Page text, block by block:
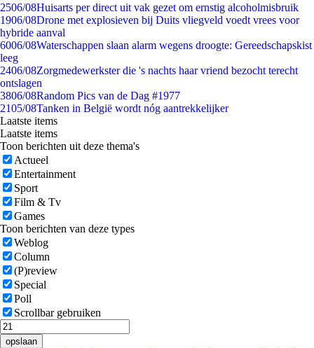
2506/08Huisarts per direct uit vak gezet om ernstig alcoholmisbruik
1906/08Drone met explosieven bij Duits vliegveld voedt vrees voor
hybride aanval
6006/08Waterschappen slaan alarm wegens droogte: Gereedschapskist
leeg
2406/08Zorgmedewerkster die 's nachts haar vriend bezocht terecht
ontslagen
3806/08Random Pics van de Dag #1977
2105/08Tanken in België wordt nóg aantrekkelijker
Laatste items
Laatste items
Toon berichten uit deze thema's
Actueel
Entertainment
Sport
Film & Tv
Games
Toon berichten van deze types
Weblog
Column
(P)review
Special
Poll
Scrollbar gebruiken
opslaan